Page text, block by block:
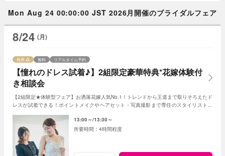
Mon Aug 24 00:00:00 JST 2026月開催のブライダルフェア
8/24 (月)
【憧れのドレス試着♪】2組限定豪華特典*花嫁体験付
き相談会
残席 無料 リアルタイム予約
【2組限定★体験型フェア】お洒落花嫁人気No.1！トレンドから王道まで取りそろえたド
レスが試着できる！ポイントメイクやヘアセット・写真撮影まで専任のスタイリストが
13:00～ 13:30～
4時間程度